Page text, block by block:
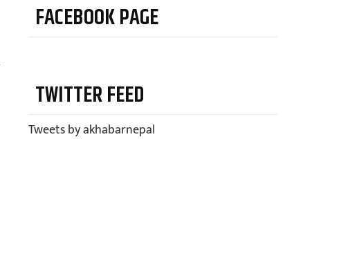
FACEBOOK PAGE
TWITTER FEED
Tweets by akhabarnepal